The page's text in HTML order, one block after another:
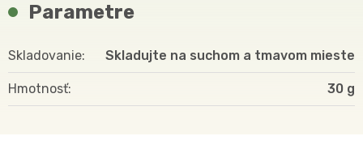
Parametre
Skladovanie Skladujte na suchom a tmavom mieste
Hmotnosť 30